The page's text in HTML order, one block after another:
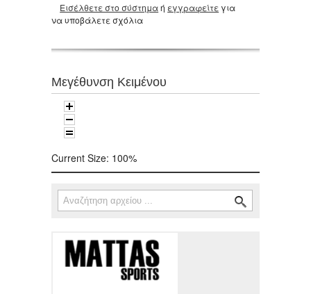
Εισέλθετε στο σύστημαή εγγραφείτε για
να υποβάλετε σχόλια
Μεγέθυνση Κειμένου
Current Size: 100%
Φόρμα αναζήτησης
Αναζήτηση